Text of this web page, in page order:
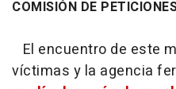
COMISIÓN DE
El encuentro de este
víctimas y la agencia